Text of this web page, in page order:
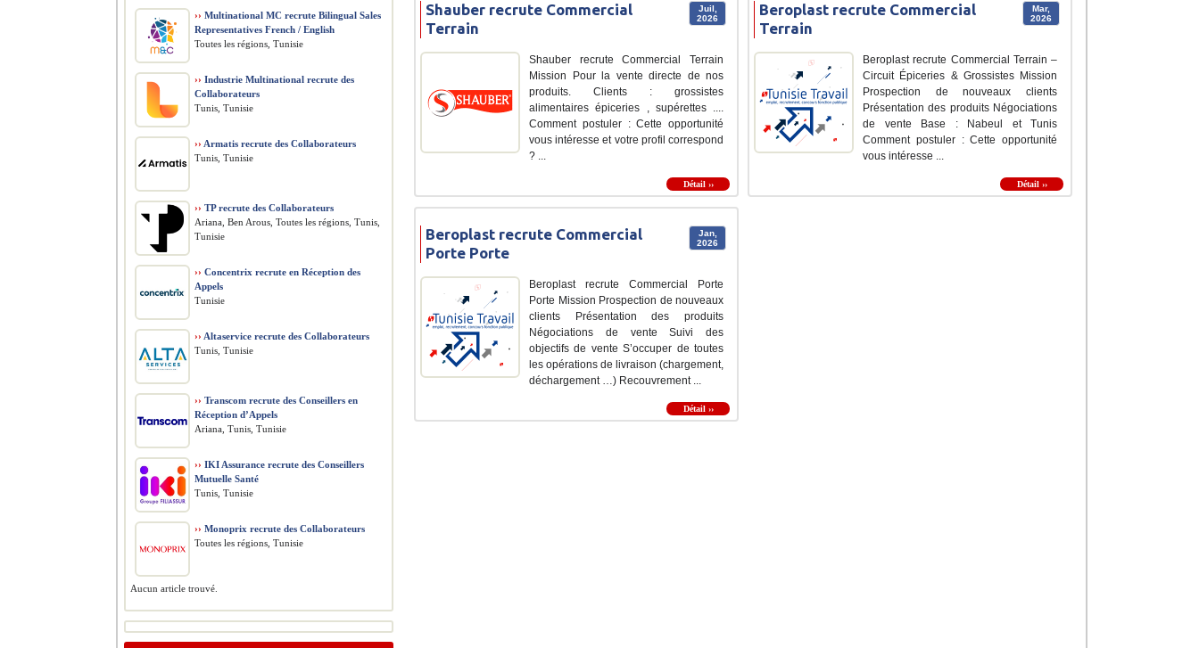
Juil,
2026
Shauber recrute Commercial
Terrain
Shauber recrute Commercial Terrain
Mission Pour la vente directe de nos
produits. Clients : grossistes
alimentaires épiceries , supérettes ....
Comment postuler : Cette opportunité
vous intéresse et votre profil correspond
? ...
Détail ››
Mar,
2026
Beroplast recrute Commercial
Terrain
Beroplast recrute Commercial Terrain –
Circuit Épiceries & Grossistes Mission
Prospection de nouveaux clients
Présentation des produits Négociations
de vente Base : Nabeul et Tunis
Comment postuler : Cette opportunité
vous intéresse ...
Détail ››
Jan,
2026
Beroplast recrute Commercial
Porte Porte
Beroplast recrute Commercial Porte
Porte Mission Prospection de nouveaux
clients Présentation des produits
Négociations de vente Suivi des
objectifs de vente S’occuper de toutes
les opérations de livraison (chargement,
déchargement …) Recouvrement ...
Détail ››
›› Multinational MC recrute Bilingual Sales
Representatives French / English
Toutes les régions, Tunisie
›› Industrie Multinational recrute des
Collaborateurs
Tunis, Tunisie
›› Armatis recrute des Collaborateurs
Tunis, Tunisie
›› TP recrute des Collaborateurs
Ariana, Ben Arous, Toutes les régions, Tunis,
Tunisie
›› Concentrix recrute en Réception des
Appels
Tunisie
›› Altaservice recrute des Collaborateurs
Tunis, Tunisie
›› Transcom recrute des Conseillers en
Réception d’Appels
Ariana, Tunis, Tunisie
›› IKI Assurance recrute des Conseillers
Mutuelle Santé
Tunis, Tunisie
›› Monoprix recrute des Collaborateurs
Toutes les régions, Tunisie
Aucun article trouvé.